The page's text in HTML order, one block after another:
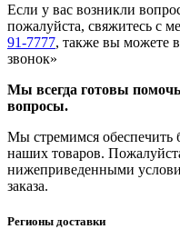
Если у вас возникли
пожалуйста, свяжитесь с
91-7777, также вы можете
звонок»
Мы всегда готовы
вопросы.
Мы стремимся
наших товаров.
нижеприведенными
заказа.
Регионы доставки